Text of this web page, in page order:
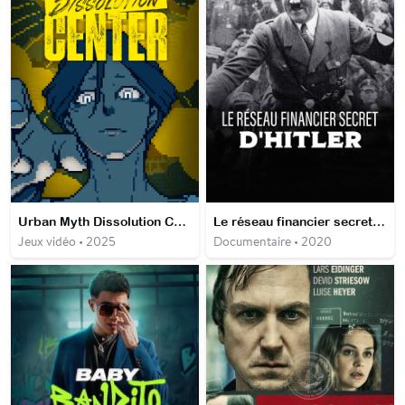
Urban Myth Dissolution Center
Jeux vidéo • 2025
Le réseau financier secret d'Hitler
Documentaire • 2020